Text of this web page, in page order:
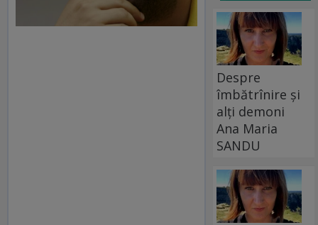
Despre
îmbătrînire și
alți demoni
Ana Maria
SANDU